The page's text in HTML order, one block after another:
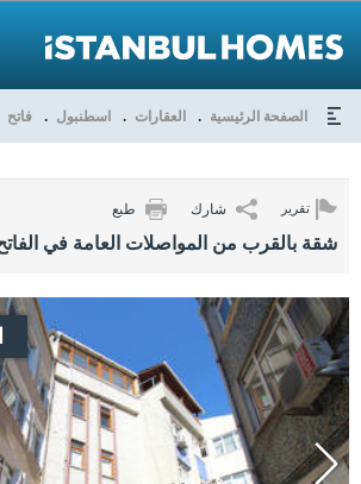
الصفحة الرئيسية العقارات اسطنبول فاتح
تقرير شارك طبع
شقة بالقرب من المواصلات العامة في